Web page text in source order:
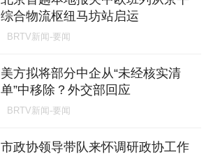
综合物流枢纽马坊站启运
BRTV新闻-要闻
美方拟将部分中企从“未经核实清
单”中移除？外交部回应
BRTV新闻-要闻
市政协领导带队来怀调研政协工作